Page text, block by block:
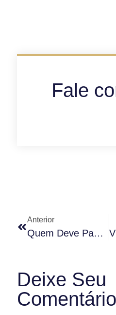
Fale
Anterior
Quem Deve Pagar Pelos Erros Da Obra?
Deixe Seu
Comentário